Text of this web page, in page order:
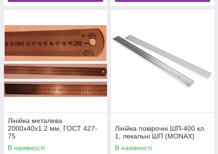
Лінійка металева
2000х40х1.2 мм, ГОСТ 427-
75
В наявності
Лінійка повірочні ШП-400 кл.
1, лекальні ШП (MONAX)
В наявності